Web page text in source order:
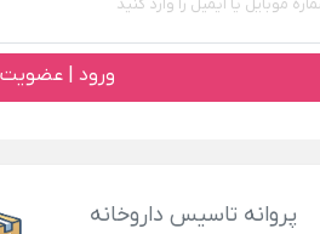
ورود | عضویت
پروانه تاسیس داروخانه